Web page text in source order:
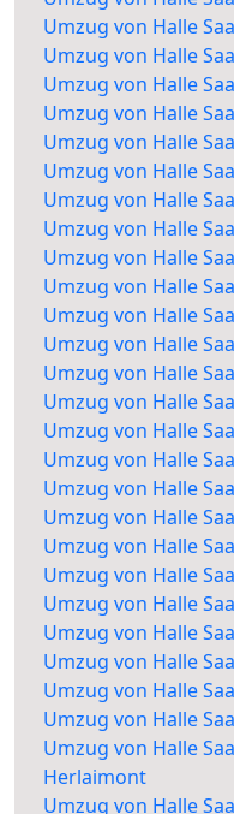
Umzug von Halle
Umzug von Halle
Umzug von Halle
Umzug von Halle
Umzug von Halle
Umzug von Halle
Umzug von Halle
Umzug von Halle
Umzug von Halle
Umzug von Halle
Umzug von Halle
Umzug von Halle
Umzug von Halle
Umzug von Halle
Umzug von Halle
Umzug von Halle
Umzug von Halle
Umzug von Halle
Umzug von Halle
Umzug von Halle
Umzug von Halle
Umzug von Halle
Umzug von Halle
Umzug von Halle
Umzug von Halle
Umzug von Halle
Herlaimont
Umzug von Halle